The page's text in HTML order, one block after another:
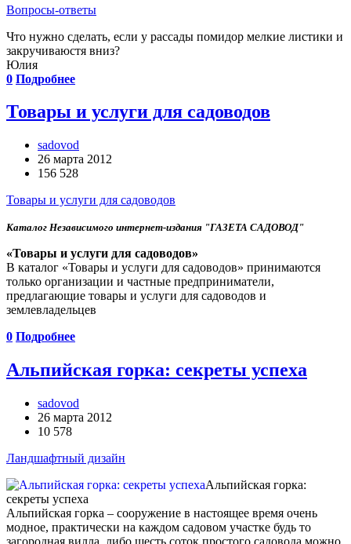
Вопросы-ответы
Что нужно сделать, если у рассады помидор мелкие листики и
закручиваюстя вниз?
Юлия
0 Подробнее
Товары и услуги для садоводов
sadovod
26 марта 2012
156 528
Товары и услуги для садоводов
Каталог Независимого интернет-издания "ГАЗЕТА САДОВОД"
«Товары и услуги для садоводов»
В каталог «Товары и услуги для садоводов» принимаются
только организации и частные предприниматели,
предлагающие товары и услуги для садоводов и
землевладельцев
0 Подробнее
Альпийская горка: секреты успеха
sadovod
26 марта 2012
10 578
Ландшафтный дизайн
Альпийская горка:
секреты успеха
Альпийская горка – сооружение в настоящее время очень
модное, практически на каждом садовом участке будь то